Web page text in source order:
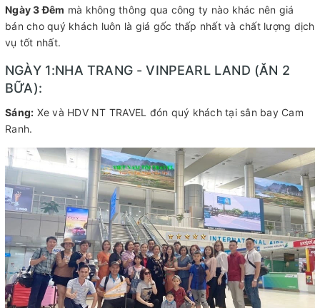
Ngày 3 Đêm mà không thông qua công ty nào khác nên giá
bán cho quý khách luôn là giá gốc thấp nhất và chất lượng dịch
vụ tốt nhất.
NGÀY 1:NHA TRANG - VINPEARL LAND (ĂN 2
BỮA):
Sáng: Xe và HDV NT TRAVEL đón quý khách tại sân bay Cam
Ranh.